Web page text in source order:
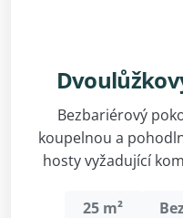
Bezbariérový
koupelnou a
hosty vyžadující
25 m²